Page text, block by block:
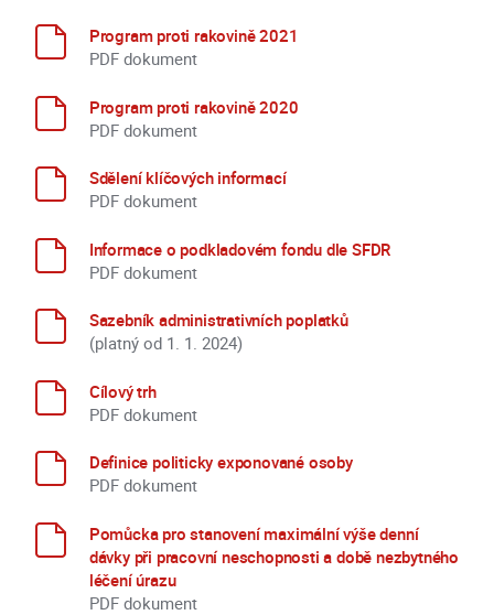
Program proti rakovině 2021
PDF dokument
Program proti rakovině 2020
PDF dokument
Sdělení klíčových informací
PDF dokument
Informace o podkladovém fondu dle SFDR
PDF dokument
Sazebník administrativních poplatků
(platný od 1. 1. 2024)
Cílový trh
PDF dokument
Definice politicky exponované osoby
PDF dokument
Pomůcka pro stanovení maximální výše denní
dávky při pracovní neschopnosti a době nezbytného
léčení úrazu
PDF dokument